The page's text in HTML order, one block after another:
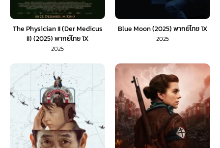
The Physician II (Der Medicus
II) (2025) พากย์ไทย 1X
2025
Blue Moon (2025) พากย์ไทย 1X
2025